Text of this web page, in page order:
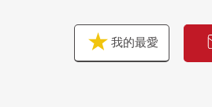
我的最愛